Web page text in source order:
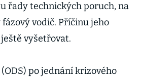
řady technických poruch, na
vodič. Příčinu jeho
vyšetřovat.
po jednání krizového